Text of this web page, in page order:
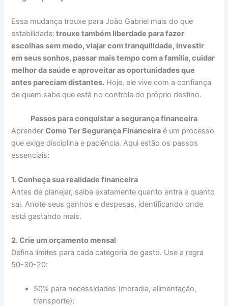
Essa mudança trouxe para João Gabriel mais do que
estabilidade: trouxe também liberdade para fazer
escolhas sem medo, viajar com tranquilidade, investir
em seus sonhos, passar mais tempo com a família, cuidar
melhor da saúde e aproveitar as oportunidades que
antes pareciam distantes. Hoje, ele vive com a confiança
de quem sabe que está no controle do próprio destino.
Passos para conquistar a segurança financeira
AprenderComo Ter Segurança Financeira é um processo
que exige disciplina e paciência. Aqui estão os passos
essenciais:
1. Conheça sua realidade financeira
Antes de planejar, saiba exatamente quanto entra e quanto
sai. Anote seus ganhos e despesas, identificando onde
está gastando mais.
2. Crie um orçamento mensal
Defina limites para cada categoria de gasto. Use a regra
50-30-20:
50% para necessidades (moradia, alimentação,
transporte);